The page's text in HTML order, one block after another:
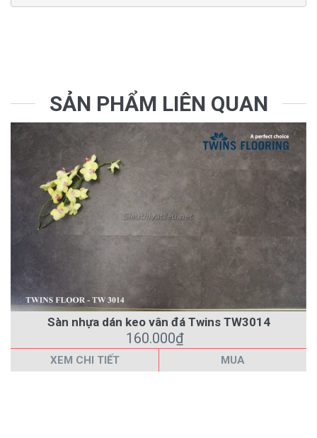
SẢN PHẨM LIÊN QUAN
Sàn nhựa dán keo vân đá Twins TW3014
160.000₫
XEM CHI TIẾT MUA